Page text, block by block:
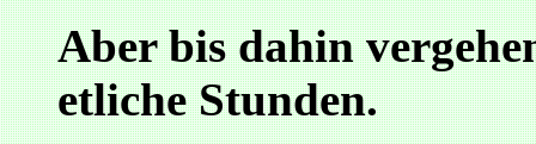
Aber bis dahin
etliche Stunden.